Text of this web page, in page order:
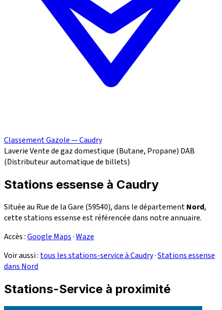
Classement Gazole — Caudry
LaverieVente de gaz domestique (Butane, Propane) DAB
(Distributeur automatique de billets)
Stations essense à Caudry
Située au Rue de la Gare (59540), dans le départementNord,
cette stations essense est référencée dans notre annuaire.
Accès :Google Maps·Waze
Voir aussi : tous les stations-service à Caudry·Stations essense
dans Nord
Stations-Service à proximité